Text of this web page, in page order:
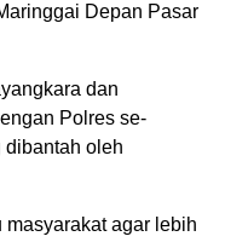
Depan Pasar
dan
Polres se-
dibantah oleh
masyarakat agar lebih